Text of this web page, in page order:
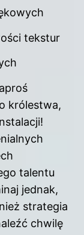
tekstur
królestwa,
talentu
jednak,
strategia
chwilę